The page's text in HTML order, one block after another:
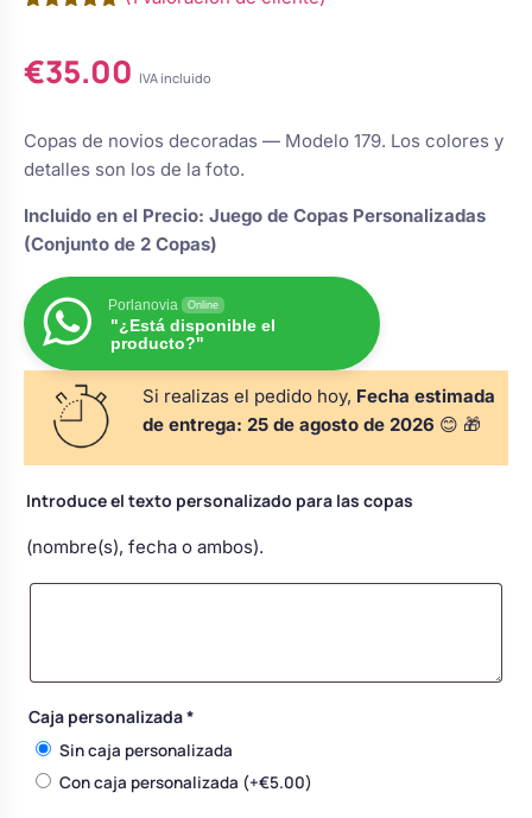
porta alianzas
de boda
y pala tarta
damas de honor
bebé boda
Sorpresas y Diversión
Detalles de comunión para invitados
Ver todo
Otros regalos
Ver todo
de 5 en
base a
cliente
€35.00 IVA incluido
Copas de novios decoradas — Modelo 179. Los colores y
detalles son los de la foto.
Incluido en el Precio: Juego de Copas Personalizadas
(Conjunto de 2 Copas)
Porlanovia Online
"¿Está disponible el
producto?"
Si realizas el pedido hoy, Fecha estimada
de entrega: 25 de agosto de 2026 😊 🎁
Introduce el texto personalizado para las copas
(nombre(s), fecha o ambos).
Caja personalizada*
Sin caja personalizada
Con caja personalizada (+€5.00)